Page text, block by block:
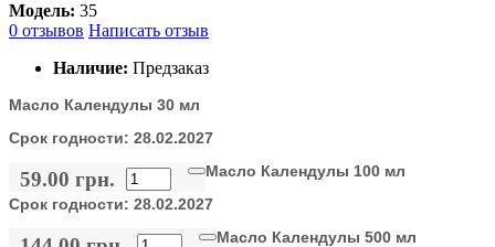
Модель: 35
0 отзывов Написать отзыв
Наличие: Предзаказ
Масло Календулы 30 мл
Срок годности: 28.02.2027
59.00 грн.
Масло Календулы 100 мл
Срок годности: 28.02.2027
Масло Календулы 500 мл